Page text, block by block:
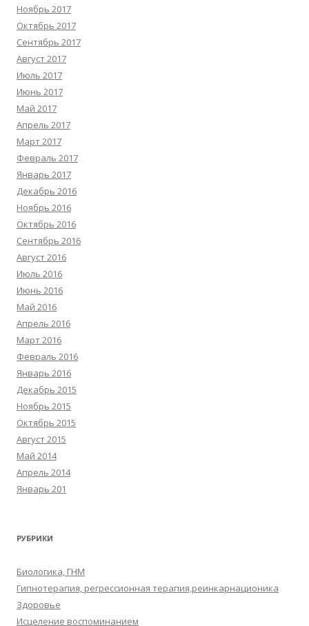
Ноябрь 2017
Октябрь 2017
Сентябрь 2017
Август 2017
Июль 2017
Июнь 2017
Май 2017
Апрель 2017
Март 2017
Февраль 2017
Январь 2017
Декабрь 2016
Ноябрь 2016
Октябрь 2016
Сентябрь 2016
Август 2016
Июль 2016
Июнь 2016
Май 2016
Апрель 2016
Март 2016
Февраль 2016
Январь 2016
Декабрь 2015
Ноябрь 2015
Октябрь 2015
Август 2015
Май 2014
Апрель 2014
Январь 201
РУБРИКИ
Биологика, ГНМ
Гипнотерапия, регрессионная терапия,реинкарнационика
Здоровье
Исцеление воспоминанием